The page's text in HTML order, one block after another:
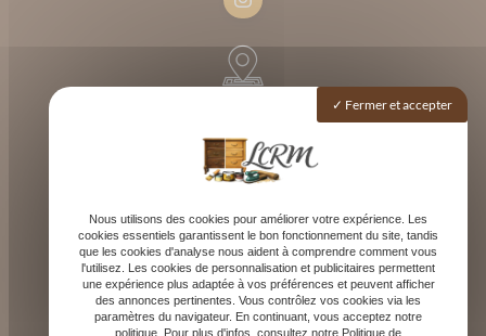
Lundi - Dimanche : 9h - 12h / 14h - 19h
contact@lcrm33.fr
Fermer et accepter
Nous utilisons des cookies pour améliorer votre expérience. Les
cookies essentiels garantissent le bon fonctionnement du site, tandis
que les cookies d'analyse nous aident à comprendre comment vous
l'utilisez. Les cookies de personnalisation et publicitaires permettent
une expérience plus adaptée à vos préférences et peuvent afficher
des annonces pertinentes. Vous contrôlez vos cookies via les
paramètres du navigateur. En continuant, vous acceptez notre
politique. Pour plus d'infos, consultez notre Politique de